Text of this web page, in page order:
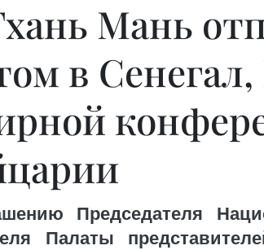
Мань
в
Председателя
Палаты